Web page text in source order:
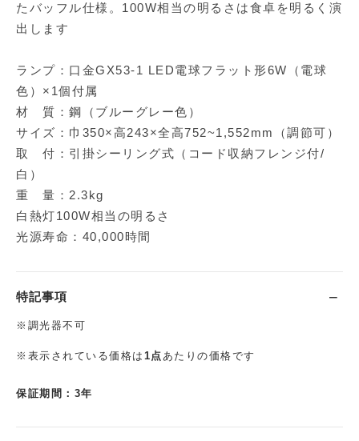
たバッフル仕様。100W相当の明るさは食卓を明るく演
出します
ランプ：口金GX53-1 LED電球フラット形6W（電球
色）×1個付属
材 質：鋼（ブルーグレー色）
サイズ：巾350×高243×全高752~1,552mm（調節可）
取 付：引掛シーリング式（コード収納フレンジ付/
白）
重 量：2.3kg
白熱灯100W相当の明るさ
光源寿命：40,000時間
特記事項
※調光器不可
※表示されている価格は 1点あたりの価格です
保証期間：3年